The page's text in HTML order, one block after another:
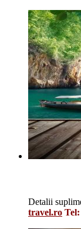
Detalii
travel.ro Tel: